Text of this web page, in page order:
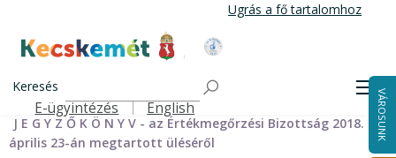
tartalomra
Ugrás a fő tartalomhoz
Kecskemét Város Honlapja
Keresés
Felső navigáció
E-ügyintézés English VÁROSUNK
Önkormányzat
Bizottságok 2014-2024
Értékmegőrzési Bizottság 2014-2024
Értékmegőrzési Bizottság jegyzőkönyvei 2014-2019
J E G Y Z Ő K Ö N Y V - az Értékmegőrzési Bizottság 2018.
április 23-án megtartott üléséről